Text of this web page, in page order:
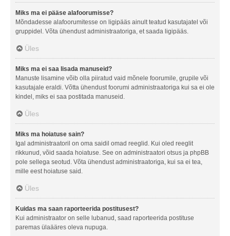
Miks ma ei pääse alafoorumisse?
Mõndadesse alafoorumitesse on ligipääs ainult teatud kasutajatel või
gruppidel. Võta ühendust administraatoriga, et saada ligipääs.
Üles
Miks ma ei saa lisada manuseid?
Manuste lisamine võib olla piiratud vaid mõnele foorumile, grupile või
kasutajale eraldi. Võtta ühendust foorumi administraatoriga kui sa ei ole
kindel, miks ei saa postitada manuseid.
Üles
Miks ma hoiatuse sain?
Igal administraatoril on oma saidil omad reeglid. Kui oled reeglit
rikkunud, võid saada hoiatuse. See on administraatori otsus ja phpBB
pole sellega seotud. Võta ühendust administraatoriga, kui sa ei tea,
mille eest hoiatuse said.
Üles
Kuidas ma saan raporteerida postitusest?
Kui administraator on selle lubanud, saad raporteerida postituse
paremas ülaääres oleva nupuga.